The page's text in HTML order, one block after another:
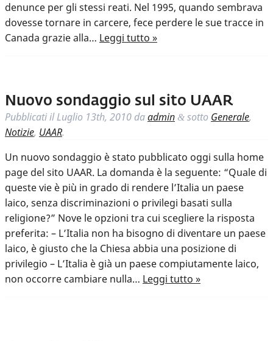
denunce per gli stessi reati. Nel 1995, quando sembrava
dovesse tornare in carcere, fece perdere le sue tracce in
Canada grazie alla… Leggi tutto »
Nuovo sondaggio sul sito UAAR
Pubblicati ilLuglio 13th, 2010 daadmin & sotto Generale,
Notizie, UAAR.
Un nuovo sondaggio è stato pubblicato oggi sulla home
page del sito UAAR. La domanda è la seguente: “Quale di
queste vie è più in grado di rendere l’Italia un paese
laico, senza discriminazioni o privilegi basati sulla
religione?” Nove le opzioni tra cui scegliere la risposta
preferita: – L’Italia non ha bisogno di diventare un paese
laico, è giusto che la Chiesa abbia una posizione di
privilegio – L’Italia è già un paese compiutamente laico,
non occorre cambiare nulla… Leggi tutto »